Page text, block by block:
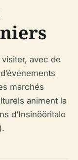
avec de
marchés
animent la
d’Insinööritalo
).